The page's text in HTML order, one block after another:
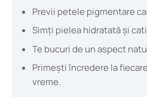
Previi petele pigmentare
Simți pielea hidratată și
Te bucuri de un aspect
Primești încredere la
vreme.